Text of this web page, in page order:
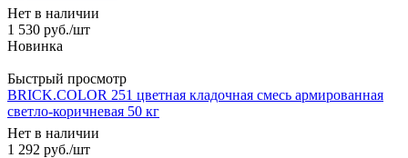
Нет в наличии
1 530 руб./шт
Быстрый просмотр
BRICK.COLOR 251 цветная кладочная смесь армированная
светло-коричневая 50 кг
Нет в наличии
1 292 руб./шт